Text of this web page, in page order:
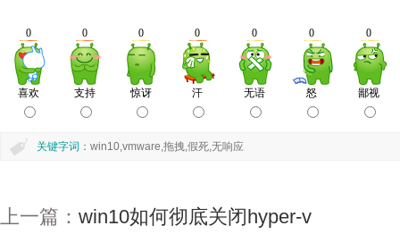
关键字词 ：win10,vmware,拖拽,假死,无响应
上一篇： win10如何彻底关闭hyper-v